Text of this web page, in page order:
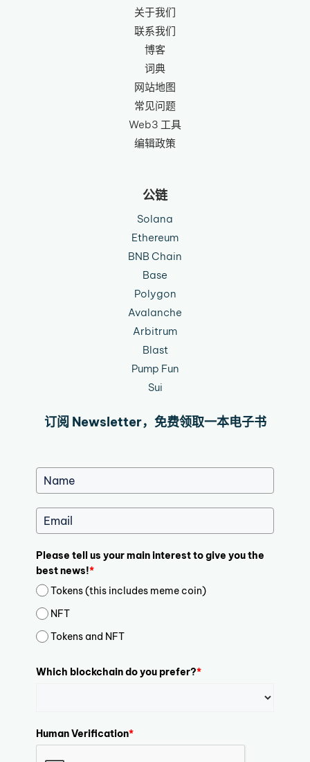
关于我们
联系我们
博客
词典
网站地图
常见问题
Web3 工具
编辑政策
公链
Solana
Ethereum
BNB Chain
Base
Polygon
Avalanche
Arbitrum
Blast
Pump Fun
Sui
订阅 Newsletter，免费领取一本电子书
Please tell us your main interest to give you the
best news!*
Tokens (this includes meme coin)
NFT
Tokens and NFT
Which blockchain do you prefer?*
Human Verification*